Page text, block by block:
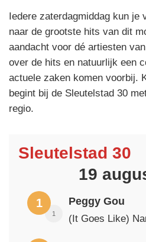
Iedere zaterdagmiddag kun je
naar de grootste hits van dit
aandacht voor dé artiesten
over de hits en natuurlijk een
actuele zaken komen voorbij.
begint bij de Sleutelstad 30
regio.
Sleutelstad 30
19
1
1
Peggy Gou
(It Goes Like)